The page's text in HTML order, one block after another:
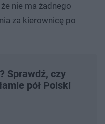
nie ma żadnego
za kierownicę po
Sprawdź, czy
pół Polski